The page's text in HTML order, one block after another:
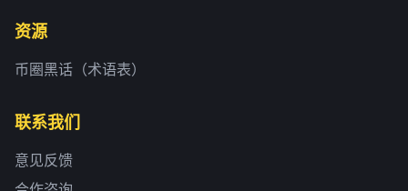
资源
币圈黑话（术语表）
联系我们
意见反馈